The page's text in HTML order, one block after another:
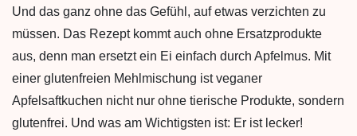
Und das ganz ohne das Gefühl, auf etwas verzichten zu
müssen. Das Rezept kommt auch ohne Ersatzprodukte
aus, denn man ersetzt ein Ei einfach durch Apfelmus. Mit
einer glutenfreien Mehlmischung ist veganer
Apfelsaftkuchen nicht nur ohne tierische Produkte, sondern
glutenfrei. Und was am Wichtigsten ist: Er ist lecker!